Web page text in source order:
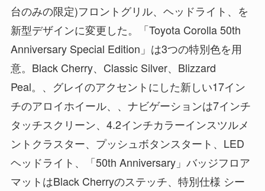
台のみの限定)フロントグリル、ヘッドライト、を
新型デザインに変更した。「Toyota Corolla 50th
Anniversary Special Edition」は3つの特別色を用
意。Black Cherry、Classic Silver、Blizzard
Peal。、グレイのアクセントにした新しい17イン
チのアロイホイール、、ナビゲーションは7インチ
タッチスクリーン、4.2インチカラーインスツルメ
ントクラスター、プッシュボタンスタート、LED
ヘッドライト、「50th Anniversary」バッジフロア
マットはBlack Cherryのステッチ、特別仕様 シー